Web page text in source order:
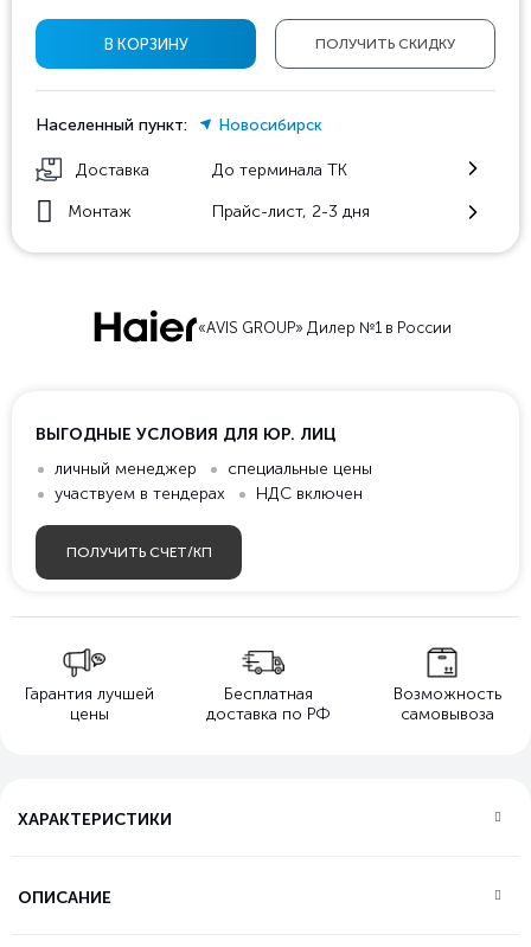
ПОЛУЧИТЬ СКИДКУ
В КОРЗИНУ
Населенный пункт: Новосибирск
Доставка До терминала ТК
Монтаж Прайс-лист, 2-3 дня
«AVIS GROUP» Дилер №1 в России
ВЫГОДНЫЕ УСЛОВИЯ ДЛЯ ЮР. ЛИЦ
личный менеджер
специальные цены
участвуем в тендерах
НДС включен
ПОЛУЧИТЬ СЧЕТ/КП
Гарантия лучшей
цены
Бесплатная
доставка по РФ
Возможность
самовывоза
ХАРАКТЕРИСТИКИ
ОПИСАНИЕ